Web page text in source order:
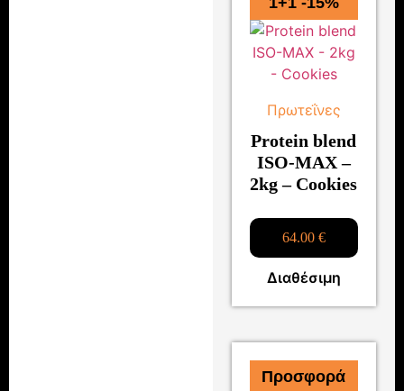
Πρωτεΐνες
Protein blend
ISO-MAX –
2kg – Cookies
64.00 €
Διαθέσιμη
Προσφορά